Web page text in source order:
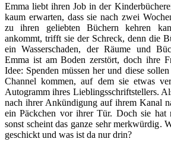
Emma liebt ihren Job in der
kaum erwarten, dass sie nach zwei
zu ihren geliebten Büchern kehren
ankommt, trifft sie der Schreck, denn die
ein Wasserschaden, der Räume und
Emma ist am Boden zerstört, doch ihre
Idee: Spenden müssen her und diese
Channel kommen, auf dem sie etwas
Autogramm ihres Lieblingsschriftstellers.
nach ihrer Ankündigung auf ihrem Kanal
ein Päckchen vor ihrer Tür. Doch sie hat
sonst scheint das ganze sehr merkwürdig.
geschickt und was ist da nur drin?